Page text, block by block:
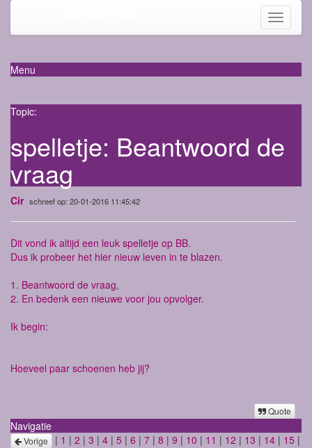
Toggle
Menu
Topic:
spelletje: Beantwoord de
vraag
Cir schreef op: 20-01-2016 11:45:42
Dit vond ik altijd een leuk spelletje op BB.
Dus ik probeer het hier nieuw leven in te blazen.
1. Beantwoord de vraag,
2. En bedenk een nieuwe voor jou opvolger.
Ik begin:
Hoeveel paar schoenen heb jij?
Quote
Navigatie
Vorige | 1 | 2 | 3 | 4 | 5 | 6 | 7 | 8 | 9 | 10 | 11 | 12 | 13 | 14 | 15 |